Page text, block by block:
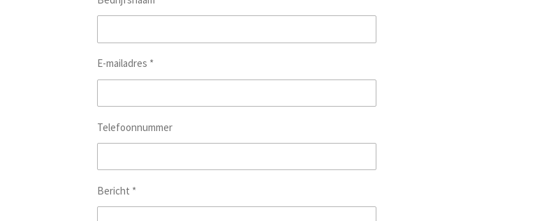
E-mailadres *
Telefoonnummer
Bericht *